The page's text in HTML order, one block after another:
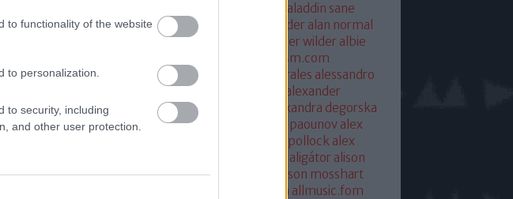
to functionality of the website
to personalization.
to security, including
and other user protection.
aladdin sane
alan
alan mcgee alan moulder alan normal
alan wilder
alber wilder albie
albumism.com
albumverzió
alejandro morales alessandro
cortinialexander kowalski
alexander
krüger
alexander ridha
alexandra degorska
alexandra savior
alexandre paounov alex
alex pollock alex
aligátor alison
moyetalkohol
allison mosshart
allmusic.com allmusic.fom